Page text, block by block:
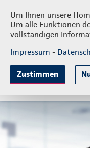
Um Ihnen unsere
Um alle Funktionen
vollständigen
Impressum -
Zustimmen
Klaus